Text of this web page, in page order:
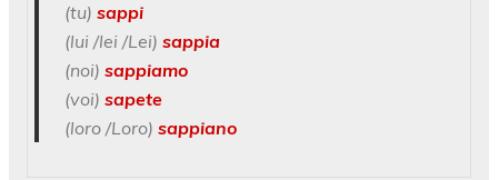
(tu) sappi
(lui /lei /Lei) sappia
(noi) sappiamo
(voi) sapete
(loro /Loro) sappiano